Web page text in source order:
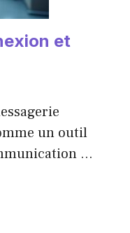
et
un outil
...